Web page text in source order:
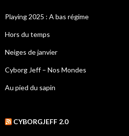
Playing 2025 : A bas régime
Hors du temps
Neiges de janvier
Cyborg Jeff – Nos Mondes
Au pied du sapin
CYBORGJEFF 2.0